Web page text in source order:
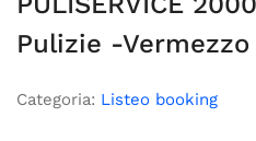
Pulizie -Vermezzo
Categoria: Listeo booking